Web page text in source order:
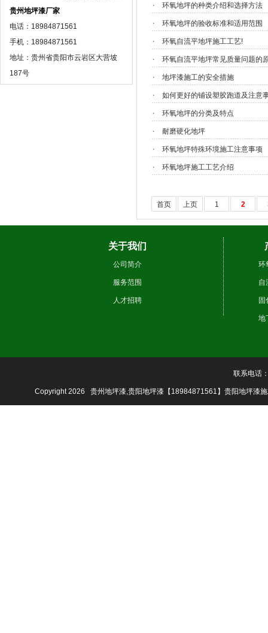
贵州地坪漆厂家
电话：18984871561
手机：18984871561
地址：贵州省贵阳市云岩区大营坡
187号
· 环氧地坪的种类介绍和选择方法
· 环氧地坪的验收标准和适用范围
· 环氧自流平地坪施工工艺!
· 环氧自流平地坪常见质量问题的
· 地坪漆施工的安全措施
· 如何更好的铺设塑胶跑道及注意
· 环氧地坪的分类及特点
· 耐磨硬化地坪
· 环氧地坪特殊环境施工注意事项
· 环氧地坪施工工艺介绍
首页 上页 1 2
关于我们
公司简介
服务范围
人才招聘
环
自
固
地
联系电话
Copyright 2026 贵州地坪漆,贵阳地坪漆【18984871561】贵阳地坪漆